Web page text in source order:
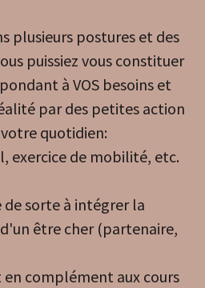
plusieurs postures et des
puissiez vous constituer
à VOS besoins et
par des petites action
quotidien:
exercice de mobilité, etc.
sorte à intégrer la
être cher (partenaire,
complément aux cours